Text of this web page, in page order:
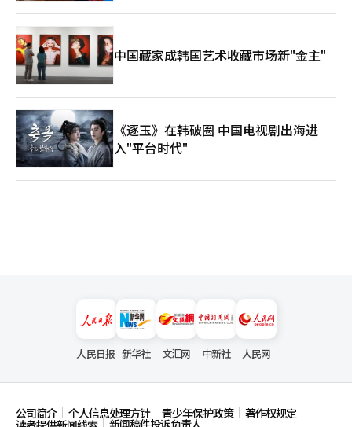
化程度。” 这一巨大的地缘政治浪潮正在超越中亚，蔓延至东
亚。2026年3月16日，来自韩国江原道的消息最为鲜明地展示了这
一点。 曾在1960年代占据韩国总出口额70%的江原道上洞矿，在
1994年因廉价中国货的冲击而关闭，时隔32年重新恢复生产。 加
拿大矿业公司“阿尔蒙蒂工业(Almonty Industries)”在2015年收
购该矿后，投入超过1亿美元将其复兴为先进的地下矿山。阿尔蒙
蒂方面预计，2027年二期扩建工程完成后，上洞矿单一矿区将能
够满足除中国外全球40%的钨需求。该矿的矿石品位（纯度）为
0.51%氧化钨，达到全球平均水平的三倍，矿山的寿命预计将持续
至少45年以上。 阿尔蒙蒂首席执行官路易斯·布莱克在2026年3
月的上洞矿竣工仪式上宣称： “目前，中国掌握了全球88%的钨
中国藏家成韩国艺术收藏市场新"金主"
《逐玉》在韩破圈 中国电视剧出海进
入"平台时代"
人民日报 新华社 文汇网 中新社 人民网
公司简介 个人信息处理方针 青少年保护政策 著作权规定
新闻稿件投诉负责人